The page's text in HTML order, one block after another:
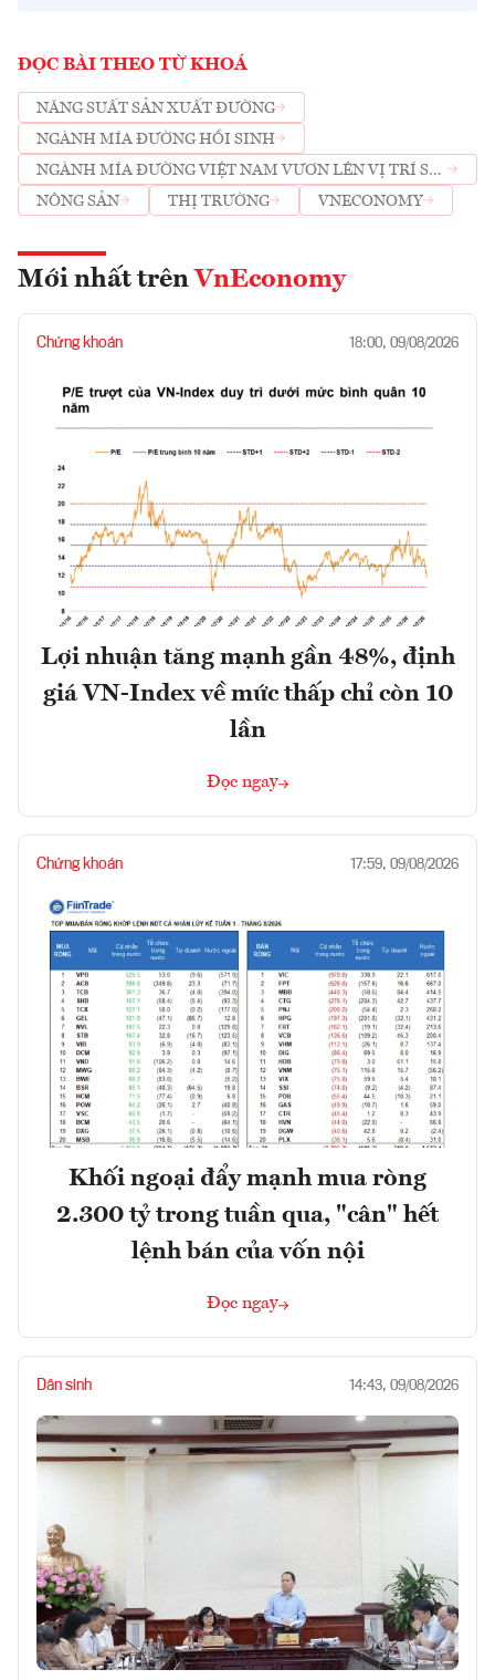
ĐỌC BÀI THEO TỪ KHOÁ
NĂNG SUẤT SẢN XUẤT ĐƯỜNG
NGÀNH MÍA ĐƯỜNG HỒI SINH
NGÀNH MÍA ĐƯỜNG VIỆT NAM VƯƠN LÊN VỊ TRÍ SỐ
1 KHU VỰC
NÔNG SẢN THỊ TRƯỜNG VNECONOMY
Mới nhất trên VnEconomy
Chứng khoán 18:00, 09/08/2026
Lợi nhuận tăng mạnh gần 48%, định
giá VN-Index về mức thấp chỉ còn 10
lần
Đọc ngay
Chứng khoán 17:59, 09/08/2026
Khối ngoại đẩy mạnh mua ròng
2.300 tỷ trong tuần qua, "cân" hết
lệnh bán của vốn nội
Đọc ngay
Dân sinh 14:43, 09/08/2026